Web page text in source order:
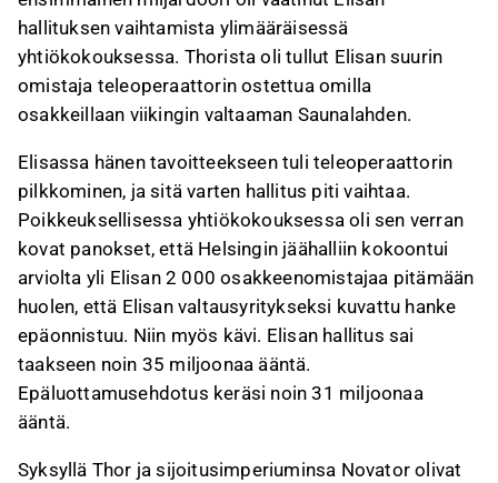
hallituksen vaihtamista ylimääräisessä
yhtiökokouksessa. Thorista oli tullut Elisan suurin
omistaja teleoperaattorin ostettua omilla
osakkeillaan viikingin valtaaman Saunalahden.
Elisassa hänen tavoitteekseen tuli teleoperaattorin
pilkkominen, ja sitä varten hallitus piti vaihtaa.
Poikkeuksellisessa yhtiökokouksessa oli sen verran
kovat panokset, että Helsingin jäähalliin kokoontui
arviolta yli Elisan 2 000 osakkeenomistajaa pitämään
huolen, että Elisan valtausyritykseksi kuvattu hanke
epäonnistuu. Niin myös kävi. Elisan hallitus sai
taakseen noin 35 miljoonaa ääntä.
Epäluottamusehdotus keräsi noin 31 miljoonaa
ääntä.
Syksyllä Thor ja sijoitusimperiuminsa Novator olivat